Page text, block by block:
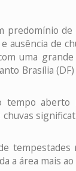
predomínio
ausência de
uma
Brasília
tempo
tempestades
a área mais